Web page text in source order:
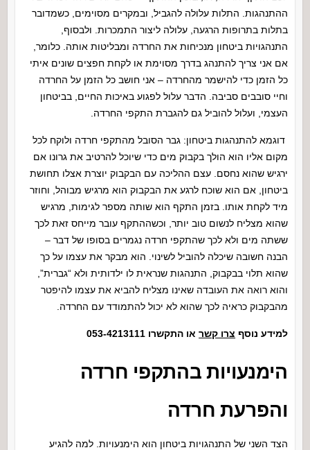
ההתנהגות. התלות עלולה להגביל, ובמקרים מסוימים, כשמדובר
בתלות בתרופות הרגעה, עלולה ליצור התמכרות. ולבסוף,
התנהגויות ביטחון מנכיחות את החרדה ומבליטות אותה. כלומר,
אם אני צריך להתנהג בדרך מסוימת או לקחת חפצים שונים איתי
כל הזמן כדי להישמר מהחרדה – אני חושב כל הזמן על החרדה
וחיי סובבים סביבה. הדבר עלול לפגוע באיכות החיים, בביטחון
העצמי, ועלול להוביל גם להגברת התקפי החרדה.
דוגמא להתנהגות ביטחון: גבר הסובל מהתקפי חרדה ולוקח לכל
מקום אליו הוא הולך בקבוק מים כדי שיוכל להרטיב את גרונו אם
ירגיש שהוא נחסם. עצם ההליכה עם הבקבוק יוצרת אצלו תחושת
ביטחון, אם הוא שוכח לרגע את הבקבוק הוא מרגיש מבוהל, וחוזר
מיד לקחת אותו. בזמן התקף הוא שותה מספר לגימות, מרגיש
שהוא מצליח לנשום טוב יותר, וכשההתקף עובר מייחס זאת לכך
ששתה מים ולא לכך שהתקפי חרדה נגמרים בסופו של דבר –
הבנה חשובה שיכלה להוביל לשינוי. הוא מבקר את עצמו על כך
שהוא תלוי בבקבוק, התנהגות שנראית לו ילדותית ולא “גברית”,
והוא רואה את העובדה שאינו מצליח להביא את עצמו להיפטר
מהבקבוק כראיה לכך שהוא לא יכול להתמודד עם החרדה.
למידע נוסף צרו קשר או התקשרו 053-4213111
הימנעויות בהתקפי חרדה
והפרעת חרדה
הצד השני של התנהגויות ביטחון הוא הימנעויות. למה להגיע